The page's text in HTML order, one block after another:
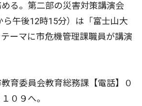
る。第二部の災害対策講演会
ら午後12時15分）は「富士山大
ーマに市危機管理課職員が講演
育委員会教育総務課【電話】０
０９へ。